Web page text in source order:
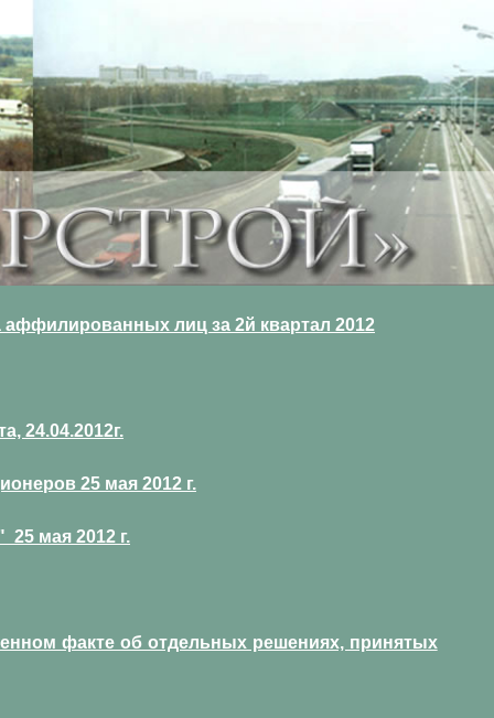
лиц за 2й квартал 2012
24.04.2012г.
25 мая 2012 г.
мая 2012 г.
факте об отдельных решениях, принятых